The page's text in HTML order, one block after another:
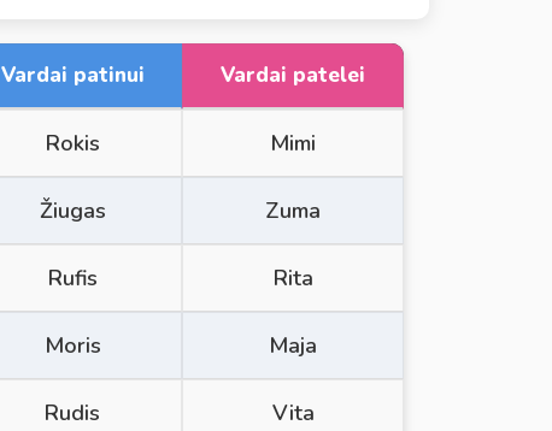
Vardai patinui Vardai patelei
Rokis Mimi
Žiugas Zuma
Rufis Rita
Moris Maja
Rudis Vita